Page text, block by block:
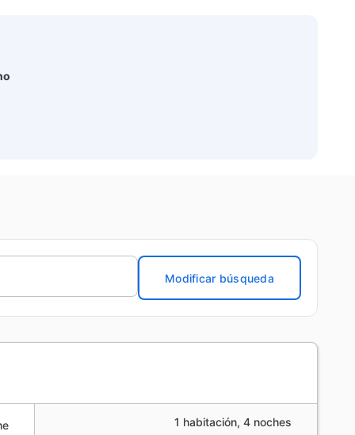
Modificar búsqueda
1 habitación, 4 noches